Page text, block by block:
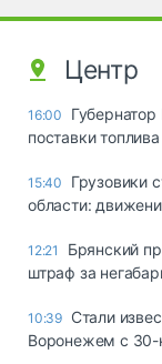
Центр
16:00
поставки
15:40
Грузовики
области:
12:21
Брянский
штраф за
10:39 Стали
Воронежем с 30-